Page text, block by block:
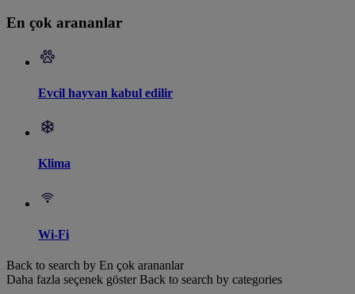
En çok arananlar
Evcil hayvan kabul edilir
Klima
Wi-Fi
Back to search by En çok arananlar
Daha fazla seçenek göster Back to search by categories